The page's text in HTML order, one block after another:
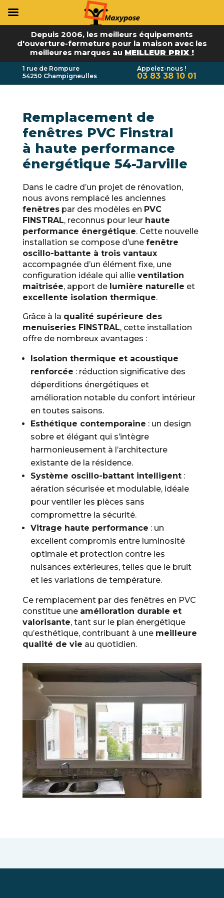
Depuis 2006, les meilleurs équipements
d'ouverture-fermeture pour la maison avec les
meilleures marques au MEILLEUR PRIX !
1 rue de Rompure
54250 Champigneulles
Appelez-nous !
03 83 38 10 01
Remplacement de
fenêtres PVC Finstral
à haute performance
énergétique 54-Jarville
Dans le cadre d’un projet de rénovation,
nous avons remplacé les anciennes
fenêtrespar des modèles en PVC
FINSTRAL, reconnus pour leur haute
performance énergétique. Cette nouvelle
installation se compose d’une fenêtre
oscillo-battante à trois vantaux
accompagnée d’un élément fixe, une
configuration idéale qui allie ventilation
maîtrisée, apport de lumière naturelle et
excellente isolation thermique.
Grâce à la qualité supérieure des
menuiseries FINSTRAL, cette installation
offre de nombreux avantages :
Isolation thermique et acoustique
renforcée : réduction significative des
déperditions énergétiques et
amélioration notable du confort intérieur
en toutes saisons.
Esthétique contemporaine : un design
sobre et élégant qui s’intègre
harmonieusement à l’architecture
existante de la résidence.
Système oscillo-battant intelligent:
aération sécurisée et modulable, idéale
pour ventiler les pièces sans
compromettre la sécurité.
Vitrage haute performance : un
excellent compromis entre luminosité
optimale et protection contre les
nuisances extérieures, telles que le bruit
et les variations de température.
Ce remplacement par des fenêtres en PVC
constitue une amélioration durable et
valorisante, tant sur le plan énergétique
qu’esthétique, contribuant à une meilleure
qualité de vie au quotidien.